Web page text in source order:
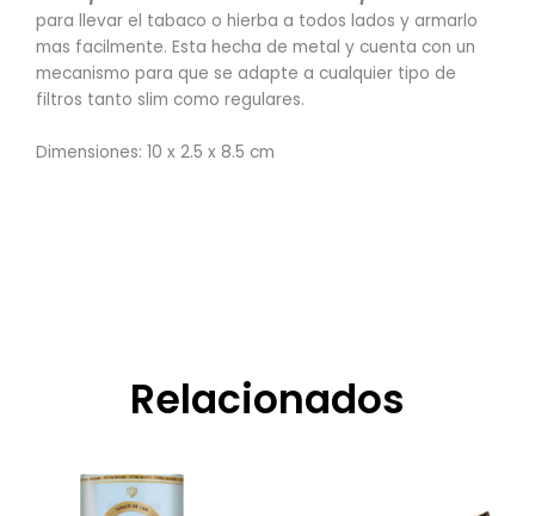
para llevar el tabaco o hierba a todos lados y armarlo
mas facilmente. Esta hecha de metal y cuenta con un
mecanismo para que se adapte a cualquier tipo de
filtros tanto slim como regulares.
Dimensiones: 10 x 2.5 x 8.5 cm
Relacionados